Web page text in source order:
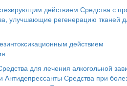
действием Средства с
улучшающие регенерацию тканей
действием
для лечения алкогольной
Антидепрессанты Средства при